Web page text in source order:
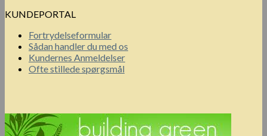
KUNDEPORTAL
Fortrydelseformular
Sådan handler du med os
Kundernes Anmeldelser
Ofte stillede spørgsmål